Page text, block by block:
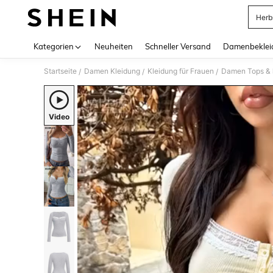
Kategorien Neuheiten Schneller Versand
Startseite / Damen Kleidung / Kleidung für Frauen / Damen Tops
Video